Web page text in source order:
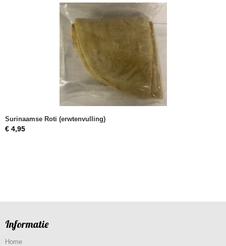
Surinaamse Roti (erwtenvulling)
€ 4,95
Informatie
Home